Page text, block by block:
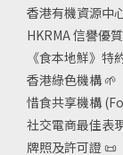
香港有機資源中
HKRMA 信譽優
《食本地鮮》特
香港綠色機構 🌱
惜食共享機構
社交電商最佳表
牌照及許可證 📜